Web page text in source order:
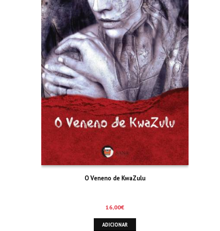
O Veneno de KwaZulu
16,00€
ADICIONAR